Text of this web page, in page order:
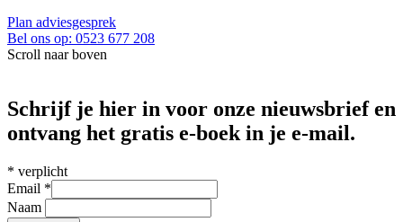
Plan adviesgesprek
Bel ons op: 0523 677 208
Scroll naar boven
Schrijf je hier in voor onze nieuwsbrief en
ontvang het gratis e-boek in je e-mail.
* verplicht
Email *
Naam